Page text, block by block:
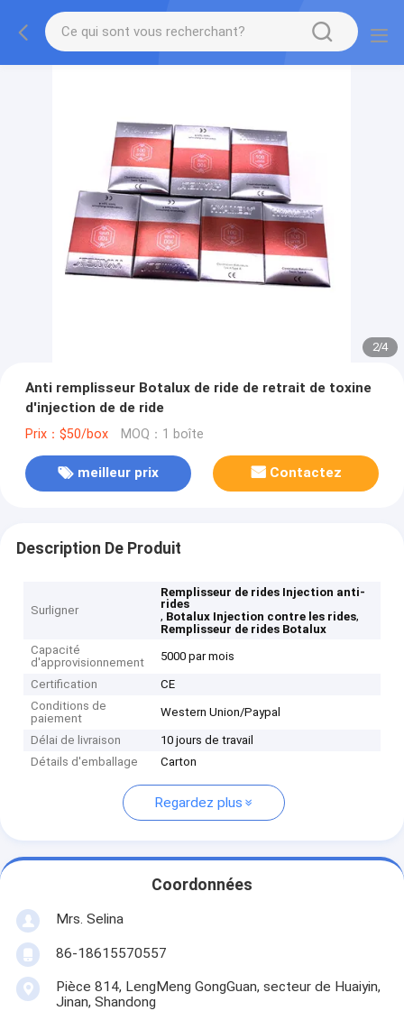
2/4
Anti remplisseur Botalux de ride de retrait de toxine
d'injection de de ride
Prix：$50/box MOQ：1 boîte
meilleur prix Contactez
Description De Produit
Surligner
Remplisseur de rides Injection anti-
rides
, Botalux Injection contre les rides,
Remplisseur de rides Botalux
Capacité
d'approvisionnement
5000 par mois
Certification
CE
Conditions de
paiement
Western Union/Paypal
Délai de livraison
10 jours de travail
Détails d'emballage
Carton
Regardez plus
Coordonnées
Mrs. Selina
86-18615570557
Pièce 814, LengMeng GongGuan, secteur de Huaiyin,
Jinan, Shandong